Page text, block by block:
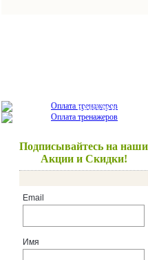
Красота и здоровье
Подписывайтесь на наши
Акции и Скидки!
Email
Имя